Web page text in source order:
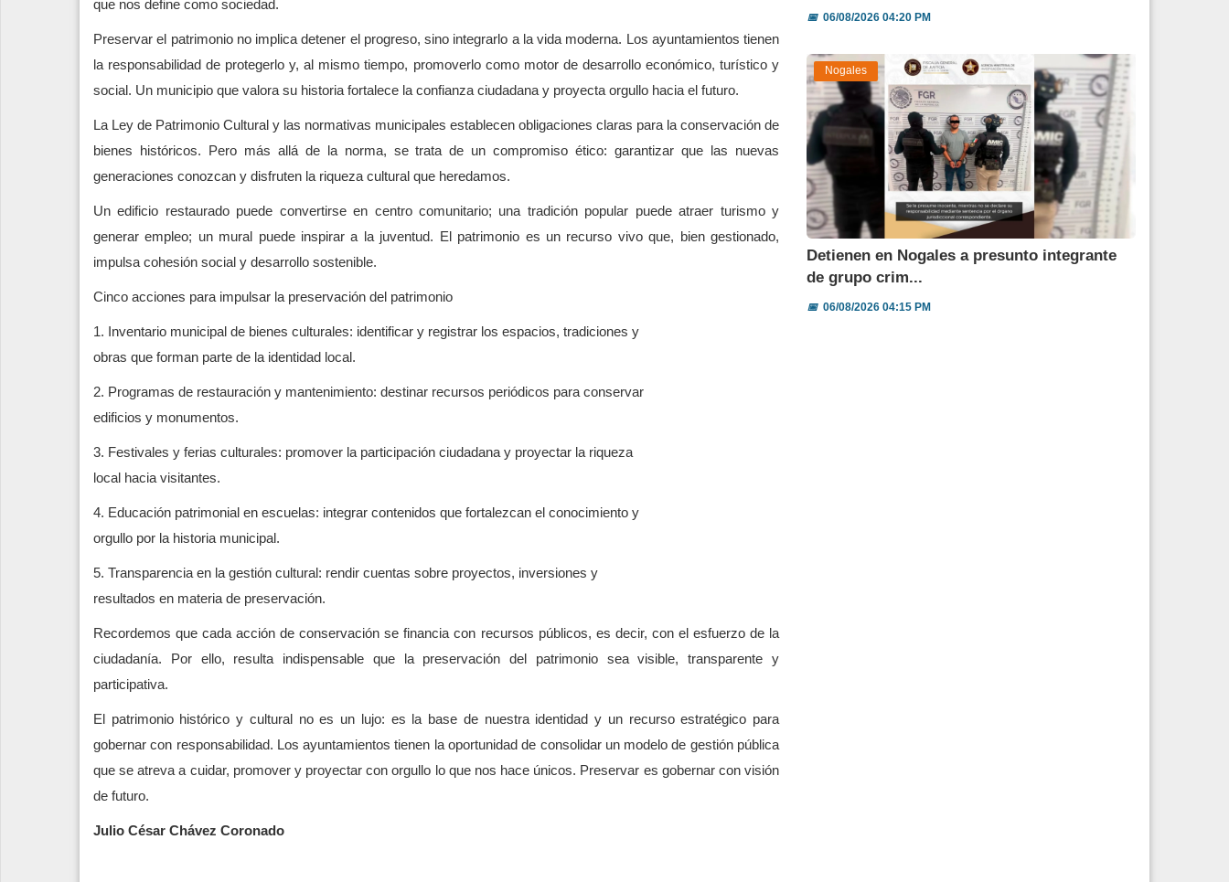
que nos define como sociedad.
Preservar el patrimonio no implica detener el progreso, sino integrarlo a la vida moderna. Los ayuntamientos tienen
la responsabilidad de protegerlo y, al mismo tiempo, promoverlo como motor de desarrollo económico, turístico y
social. Un municipio que valora su historia fortalece la confianza ciudadana y proyecta orgullo hacia el futuro.
La Ley de Patrimonio Cultural y las normativas municipales establecen obligaciones claras para la conservación de
bienes históricos. Pero más allá de la norma, se trata de un compromiso ético: garantizar que las nuevas
generaciones conozcan y disfruten la riqueza cultural que heredamos.
Un edificio restaurado puede convertirse en centro comunitario; una tradición popular puede atraer turismo y
generar empleo; un mural puede inspirar a la juventud. El patrimonio es un recurso vivo que, bien gestionado,
impulsa cohesión social y desarrollo sostenible.
Cinco acciones para impulsar la preservación del patrimonio
1. Inventario municipal de bienes culturales: identificar y registrar los espacios, tradiciones y
obras que forman parte de la identidad local.
2. Programas de restauración y mantenimiento: destinar recursos periódicos para conservar
edificios y monumentos.
3. Festivales y ferias culturales: promover la participación ciudadana y proyectar la riqueza
local hacia visitantes.
4. Educación patrimonial en escuelas: integrar contenidos que fortalezcan el conocimiento y
orgullo por la historia municipal.
5. Transparencia en la gestión cultural: rendir cuentas sobre proyectos, inversiones y
resultados en materia de preservación.
Recordemos que cada acción de conservación se financia con recursos públicos, es decir, con el esfuerzo de la
ciudadanía. Por ello, resulta indispensable que la preservación del patrimonio sea visible, transparente y
participativa.
El patrimonio histórico y cultural no es un lujo: es la base de nuestra identidad y un recurso estratégico para
gobernar con responsabilidad. Los ayuntamientos tienen la oportunidad de consolidar un modelo de gestión pública
que se atreva a cuidar, promover y proyectar con orgullo lo que nos hace únicos. Preservar es gobernar con visión
de futuro.
Julio César Chávez Coronado
📅06/08/2026 04:20 PM
Nogales
Detienen en Nogales a presunto integrante
de grupo crim...
📅06/08/2026 04:15 PM